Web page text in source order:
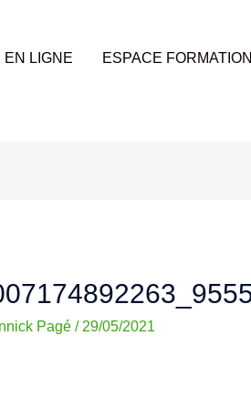
EN LIGNE ESPACE
Pagé /29/05/2021